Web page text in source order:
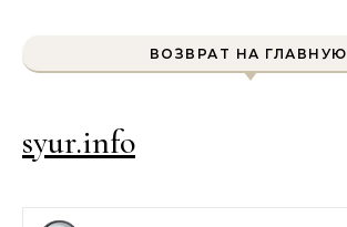
ВОЗВРАТ НА ГЛАВНУЮ
syur.info